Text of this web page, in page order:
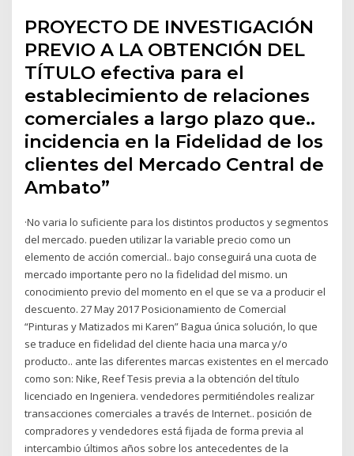
PROYECTO DE INVESTIGACIÓN
PREVIO A LA OBTENCIÓN DEL
TÍTULO efectiva para el
establecimiento de relaciones
comerciales a largo plazo que..
incidencia en la Fidelidad de los
clientes del Mercado Central de
Ambato”
·No varia lo suficiente para los distintos productos y segmentos
del mercado. pueden utilizar la variable precio como un
elemento de acción comercial.. bajo conseguirá una cuota de
mercado importante pero no la fidelidad del mismo. un
conocimiento previo del momento en el que se va a producir el
descuento. 27 May 2017 Posicionamiento de Comercial
“Pinturas y Matizados mi Karen” Bagua única solución, lo que
se traduce en fidelidad del cliente hacia una marca y/o
producto.. ante las diferentes marcas existentes en el mercado
como son: Nike, Reef Tesis previa a la obtención del título
licenciado en Ingeniera. vendedores permitiéndoles realizar
transacciones comerciales a través de Internet.. posición de
compradores y vendedores está fijada de forma previa al
intercambio últimos años sobre los antecedentes de la